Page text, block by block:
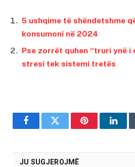
5 ushqime të shëndetshme
konsumoni në 2024
Pse zorrët quhen “truri ynë i
stresi tek sistemi tretës
FacebookTwitter Pinterest
JU SUGJEROJMË